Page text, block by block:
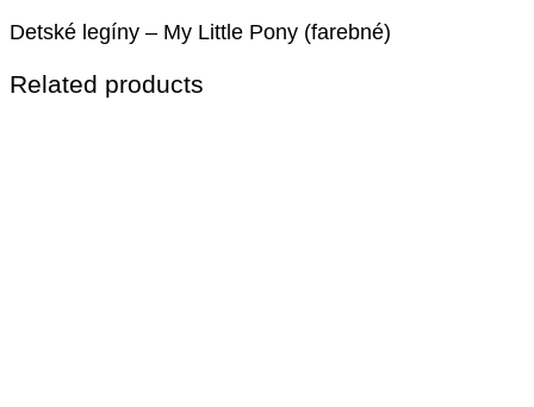
Detské legíny – My Little Pony (farebné)
Related products